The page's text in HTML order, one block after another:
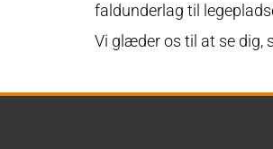
faldunderlag til
Vi glæder os til at se dig,